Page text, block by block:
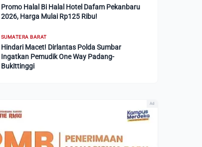
Promo Halal Bi Halal Hotel Dafam Pekanbaru
2026, Harga Mulai Rp125 Ribu!
SUMATERA BARAT
Hindari Macet! Dirlantas Polda Sumbar
Ingatkan Pemudik One Way Padang-
Bukittinggi
Ad